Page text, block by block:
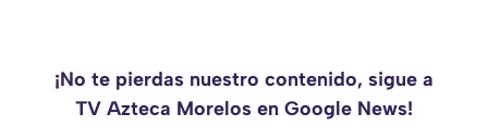
¡No te pierdas nuestro contenido, sigue a
TV Azteca Morelos en Google News!